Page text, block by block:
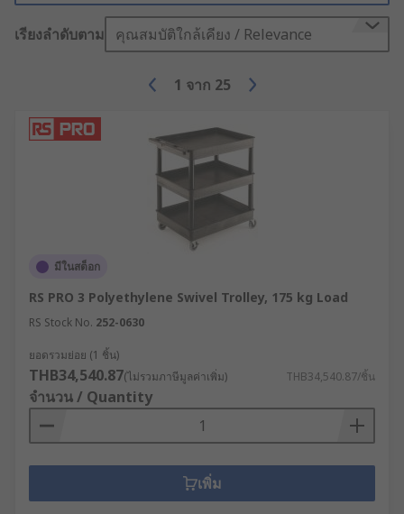
Trolley Jacks- are used to lift a vehicle off
the ground and can be used as a temporary
support.
- are flatbed platform
moving around bulky or heavy objects over
Types of Lift Tables
Scissor lift tables- take the strain when
you need to lift and manoeuvre heavy items
heavy lifting and therefore also many
health issues.
Double scissor lift tables
benefits as a single scissor lift table but can
reach a greater height from 1.75 m to over 4
m.
เรียงลำดับตาม คุณสมบัติใกล้เคียง / Relevance
1 จาก 25
มีในสต็อก
RS PRO 3 Polyethylene Swivel Trolley, 175 kg Load
RS Stock No. 252-0630
ยอดรวมย่อย (1 ชิ้น)
THB34,540.87(ไม่รวมภาษีมูลค่าเพิ่ม) THB34,540.87/ชิ้น
จำนวน / Quantity
เพิ่ม